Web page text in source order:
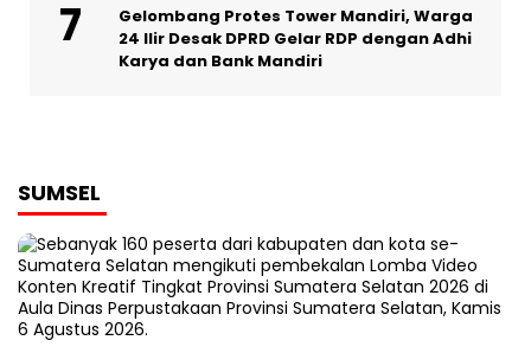
Gelombang Protes Tower Mandiri, Warga
24 Ilir Desak DPRD Gelar RDP dengan Adhi
Karya dan Bank Mandiri
SUMSEL